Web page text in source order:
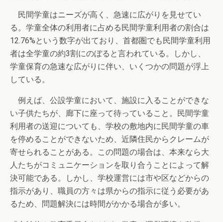
民間学童はニーズが高く、急速に広がりを見せてい
る。学童全体の利用者に占める民間学童利用者の割合は
12.76%という数字が出ており、首都圏でも民間学童利用
者は全学童の約3割にのぼると言われている。しかし、
学童保育の急速な広がりに伴い、いくつかの問題が浮上
している。
例えば、公設学童において、施設に入ることができな
い子供たちが、廊下に座って待っていること。民間学童
利用者の送迎についても、学校の敷地内に民間学童の車
を停めることができないため、近隣住民からクレームが
寄せられることがある。この問題の場合は、本来なら大
人たちがコミュニケーションを取り合うことによって解
決可能である。しかし、学校運営には市や区などからの
指示があり、職員の方々は県からの指示に従う必要があ
るため、問題解決には時間がかかる場合が多い。